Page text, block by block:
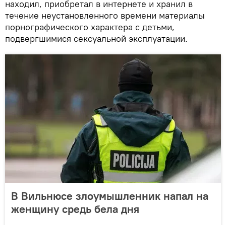
находил, приобретал в интернете и хранил в
течение неустановленного времени материалы
порнографического характера c детьми,
подвергшимися сексуальной эксплуатации.
В Вильнюсе злоумышленник напал на
женщину средь бела дня